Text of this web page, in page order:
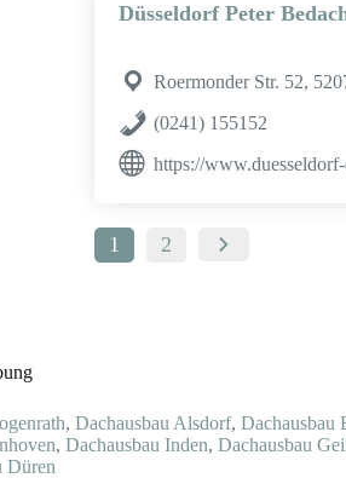
Düsseldorf Peter
Roermonder Str. 52,
(0241) 155152
https://
1 2
, Dachausbau Alsdorf, Dachausbau
, Dachausbau Inden, Dachausbau
Düren